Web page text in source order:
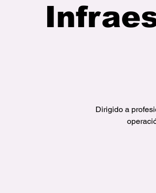
Dirigido a